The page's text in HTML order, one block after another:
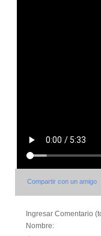
Compartir con un amigo
Ingresar Comentario
Nombre: